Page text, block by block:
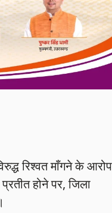
रिश्वत माँगने के
होने पर, जिला